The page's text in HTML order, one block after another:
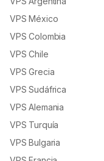
VPS México
VPS Colombia
VPS Chile
VPS Grecia
VPS Sudáfrica
VPS Alemania
VPS Turquía
VPS Bulgaria